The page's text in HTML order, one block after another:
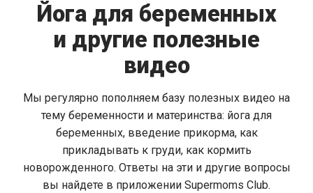
Йога для беременных
и другие полезные
видео
Мы регулярно пополняем базу полезных видео на
тему беременности и материнства: йога для
беременных, введение прикорма, как
прикладывать к груди, как кормить
новорожденного. Ответы на эти и другие вопросы
вы найдете в приложении Supermoms Club.